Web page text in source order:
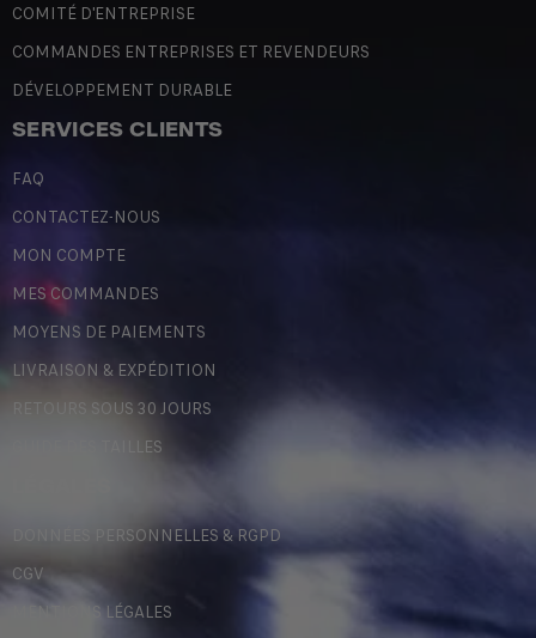
COMITÉ D'ENTREPRISE
COMMANDES ENTREPRISES ET REVENDEURS
DÉVELOPPEMENT DURABLE
SERVICES CLIENTS
FAQ
CONTACTEZ-NOUS
MON COMPTE
MES COMMANDES
MOYENS DE PAIEMENTS
LIVRAISON & EXPÉDITION
RETOURS SOUS 30 JOURS
GUIDE DES TAILLES
DONNÉES PERSONNELLES & RGPD
CGV
MENTIONS LÉGALES